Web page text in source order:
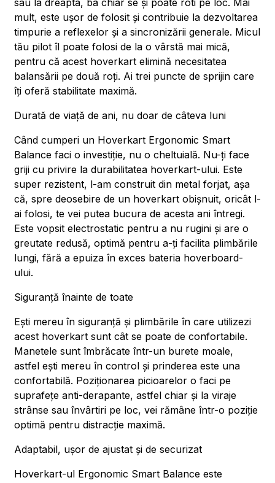
sau la dreapta, ba chiar se și poate roti pe loc. Mai
mult, este ușor de folosit și contribuie la dezvoltarea
timpurie a reflexelor și a sincronizării generale. Micul
tău pilot îl poate folosi de la o vârstă mai mică,
pentru că acest hoverkart elimină necesitatea
balansării pe două roți. Ai trei puncte de sprijin care
îți oferă stabilitate maximă.
Durată de viață de ani, nu doar de câteva luni
Când cumperi un Hoverkart Ergonomic Smart
Balance faci o investiție, nu o cheltuială. Nu-ți face
griji cu privire la durabilitatea hoverkart-ului. Este
super rezistent, l-am construit din metal forjat, așa
că, spre deosebire de un hoverkart obișnuit, oricât l-
ai folosi, te vei putea bucura de acesta ani întregi.
Este vopsit electrostatic pentru a nu rugini și are o
greutate redusă, optimă pentru a-ți facilita plimbările
lungi, fără a epuiza în exces bateria hoverboard-
ului.
Siguranță înainte de toate
Ești mereu în siguranță și plimbările în care utilizezi
acest hoverkart sunt cât se poate de confortabile.
Manetele sunt îmbrăcate într-un burete moale,
astfel ești mereu în control și prinderea este una
confortabilă. Poziționarea picioarelor o faci pe
suprafețe anti-derapante, astfel chiar și la viraje
strânse sau învârtiri pe loc, vei rămâne într-o poziție
optimă pentru distracție maximă.
Adaptabil, ușor de ajustat și de securizat
Hoverkart-ul Ergonomic Smart Balance este